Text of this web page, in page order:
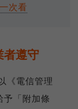
次看
者遵守
《電信管理
予「附加條